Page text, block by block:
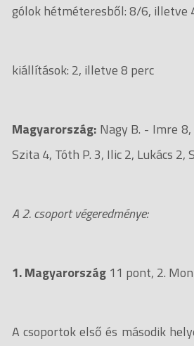
gólok hétméteresből: 8/6, illetve
kiállítások: 2, illetve 8 perc
Magyarország: Nagy B. - Imre
Szita 4, Tóth P. 3, Ilic 2, Lukács 2,
A 2. csoport végeredménye:
1. Magyarország 11 pont, 2.
A csoportok első és második